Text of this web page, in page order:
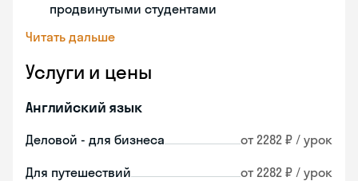
продвинутыми студентами
Читать дальше
Услуги и цены
Английский язык
Деловой - для бизнеса от 2282 ₽ / урок
Для путешествий от 2282 ₽ / урок